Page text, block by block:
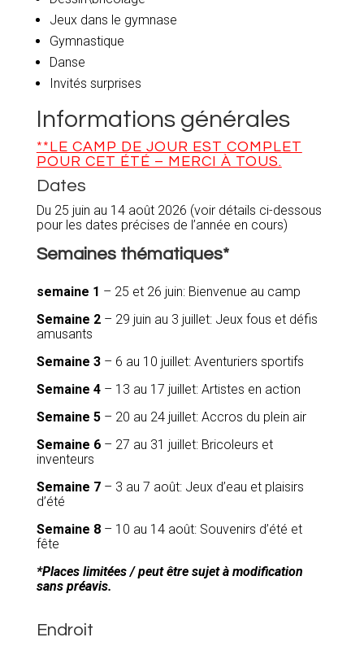
Jeux dans le gymnase
Gymnastique
Danse
Invités surprises
Informations générales
**LE CAMP DE JOUR EST COMPLET
POUR CET ÉTÉ – MERCI À TOUS.
Dates
Du 25 juin au 14 août 2026 (voir détails ci-dessous
pour les dates précises de l’année en cours)
Semaines thématiques*
semaine 1 – 25 et 26 juin: Bienvenue au camp
Semaine 2– 29 juin au 3 juillet: Jeux fous et défis
amusants
Semaine 3– 6 au 10 juillet: Aventuriers sportifs
Semaine 4– 13 au 17 juillet: Artistes en action
Semaine 5– 20 au 24 juillet: Accros du plein air
Semaine 6– 27 au 31 juillet: Bricoleurs et
inventeurs
Semaine 7– 3 au 7 août: Jeux d’eau et plaisirs
d’été
Semaine 8– 10 au 14 août: Souvenirs d’été et
fête
*Places limitées / peut être sujet à modification
sans préavis.
Endroit